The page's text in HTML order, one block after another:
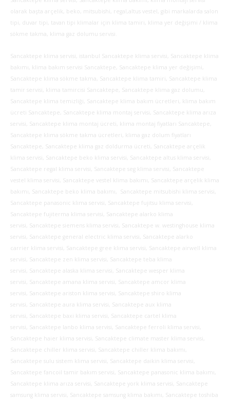
olarak başta arçelik, beko, mitsubishi, regal,altus vestel, gibi markalarda salon
tipi, duvar tipi, tavan tipi klimalar için klima tamiri, klima yer değişimi / klima
sökme takma, klima gaz dolumu servisi.
Sancaktepe klima servisi, istanbul Sancaktepe klima servisi, Sancaktepe klima
bakımı, klima bakım servisi Sancaktepe, Sancaktepe klima yer değişimi,
Sancaktepe klima sökme takma, Sancaktepe klima tamiri, Sancaktepe klima
tamir servisi, klima tamircisi Sancaktepe, Sancaktepe klima gaz dolumu,
Sancaktepe klima temizliği, Sancaktepe klima bakım ücretleri, klima bakım
ücreti Sancaktepe, Sancaktepe klima montaj servisi, Sancaktepe klima arıza
servisi, Sancaktepe klima montaj ücreti, klima montaj fiyatları Sancaktepe,
Sancaktepe klima sökme takma ücretleri, klima gaz dolum fiyatları
Sancaktepe, Sancaktepe klima gaz doldurma ücreti, Sancaktepe arçelik
klima servisi, Sancaktepe beko klima servisi, Sancaktepe altus klima servisi,
Sancaktepe regal klima servisi, Sancaktepe seg klima servisi, Sancaktepe
vestel klima servisi, Sancaktepe vestel klima bakımı, Sancaktepe arçelik klima
bakımı, Sancaktepe beko klima bakımı, Sancaktepe mitsubishi klima servisi,
Sancaktepe panasonic klima servisi, Sancaktepe fujitsu klima servisi,
Sancaktepe fujiterma klima servisi, Sancaktepe alarko klima
servisi, Sancaktepe siemens klima servisi, Sancaktepe w. westinghouse klima
servisi, Sancaktepe general electric klima servisi, Sancaktepe alarko
carrier klima servisi, Sancaktepe gree klima servisi, Sancaktepe airwell klima
servisi, Sancaktepe zen klima servisi, Sancaktepe teba klima
servisi, Sancaktepe alaska klima servisi, Sancaktepe wesper klima
servisi, Sancaktepe amana klima servisi, Sancaktepe amcor klima
servisi, Sancaktepe ariston klima servisi, Sancaktepe shiro klima
servisi, Sancaktepe aura klima servisi, Sancaktepe aux klima
servisi, Sancaktepe baxi klima servisi, Sancaktepe cartel klima
servisi, Sancaktepe lanbo klima servisi, Sancaktepe ferroli klima servisi,
Sancaktepe haier klima servisi, Sancaktepe climate master klima servisi,
Sancaktepe chiller klima servisi, Sancaktepe chiller klima bakımı,
Sancaktepe sulu sistem klima servisi, Sancaktepe daikin klima servisi,
Sancaktepe fancoil tamir bakım servisi, Sancaktepe panasonic klima bakımı,
Sancaktepe klima arıza servisi, Sancaktepe york klima servisi, Sancaktepe
samsung klima servisi, Sancaktepe samsung klima bakımı, Sancaktepe toshiba